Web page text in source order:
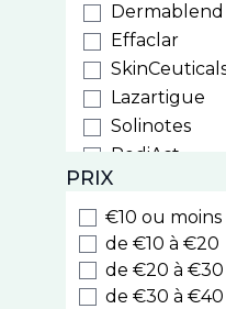
Dermablend
Effaclar
Lazartigue
Solinotes
PediAct
PiLeJe
Arkopharma
Laboratoires
Iphym
PRIX
€10 ou moins
de €10 à €20
de €20 à €30
de €30 à €40